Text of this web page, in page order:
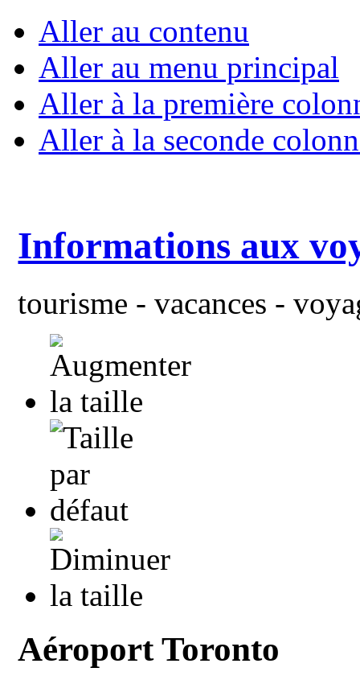
Aller au contenu
Aller au menu principal
Aller à la première
Aller à la seconde
Informations aux
tourisme - vacances -
Aéroport Toronto